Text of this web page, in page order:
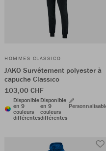
HOMMES CLASSICO
JAKO Survêtement polyester à
capuche Classico
103,00 CHF
Disponible
en 9
couleurs
différentes
Disponible
en 9
couleurs
différentes